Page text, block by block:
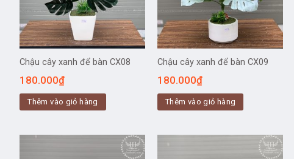
Chậu cây xanh để bàn CX08
180.000₫
Thêm vào giỏ hàng
Chậu cây xanh để bàn CX09
180.000₫
Thêm vào giỏ hàng